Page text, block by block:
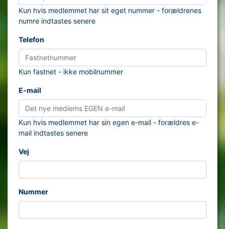
Kun hvis medlemmet har sit eget nummer - forældrenes
numre indtastes senere
Telefon
Kun fastnet - ikke mobilnummer
E-mail
Kun hvis medlemmet har sin egen e-mail - forældres e-
mail indtastes senere
Vej
Nummer